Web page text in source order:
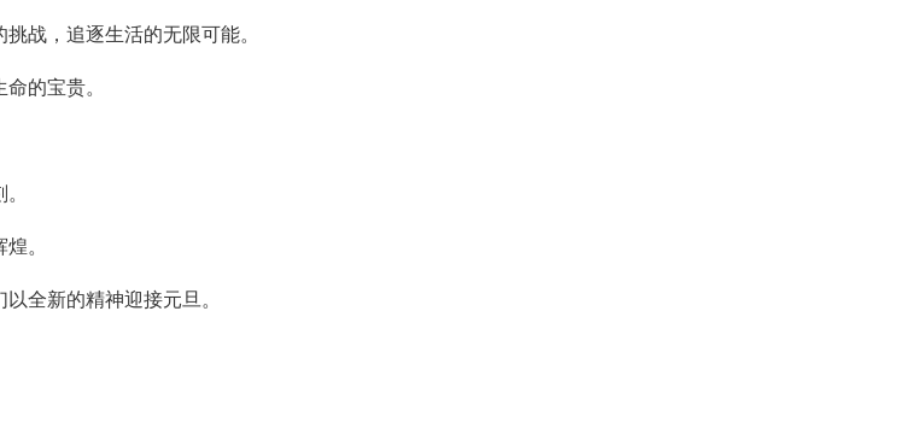
战，追逐生活的无限可能。
的宝贵。
。
全新的精神迎接元旦。